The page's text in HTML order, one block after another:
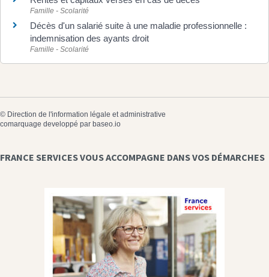
Famille - Scolarité
Décès d'un salarié suite à une maladie professionnelle :
indemnisation des ayants droit
Famille - Scolarité
© Direction de l'information légale et administrative
comarquage developpé par baseo.io
FRANCE SERVICES VOUS ACCOMPAGNE DANS VOS DÉMARCHES